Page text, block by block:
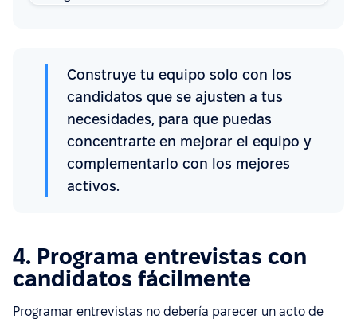
Construye tu equipo solo con los
candidatos que se ajusten a tus
necesidades, para que puedas
concentrarte en mejorar el equipo y
complementarlo con los mejores
activos.
4. Programa entrevistas con
candidatos fácilmente
Programar entrevistas no debería parecer un acto de